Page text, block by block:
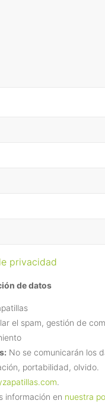
privacidad
de datos
el spam, gestión de
No se comunicarán los
portabilidad, olvido.
.
información en nuestra